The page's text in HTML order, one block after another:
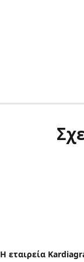
Η εταιρεία